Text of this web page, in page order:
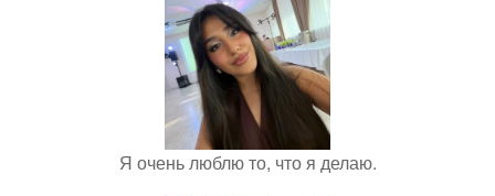
Я очень люблю то, что я делаю.